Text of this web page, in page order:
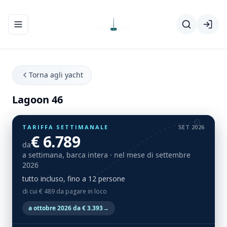
Apri/chiudi menu di navigazione
Torna agli yacht
Lagoon 46
TARIFFA SETTIMANALE SET 2026
da€ 6.789
a settimana, barca intera · nel mese di settembre
2026
tutto incluso, fino a 12 persone
di cui € 489 da pagare in loco
a ottobre 2026 da € 3.393→